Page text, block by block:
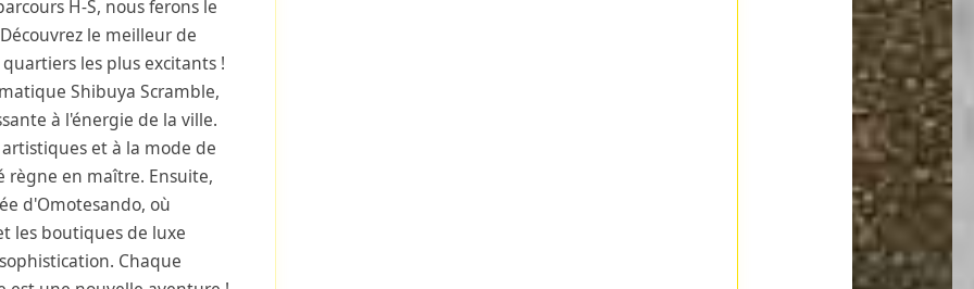
H-S, nous ferons le
le meilleur de
les plus excitants !
Shibuya Scramble,
à l'énergie de la ville.
et à la mode de
règne en maître. Ensuite,
d'Omotesando, où
les boutiques de luxe
Chaque